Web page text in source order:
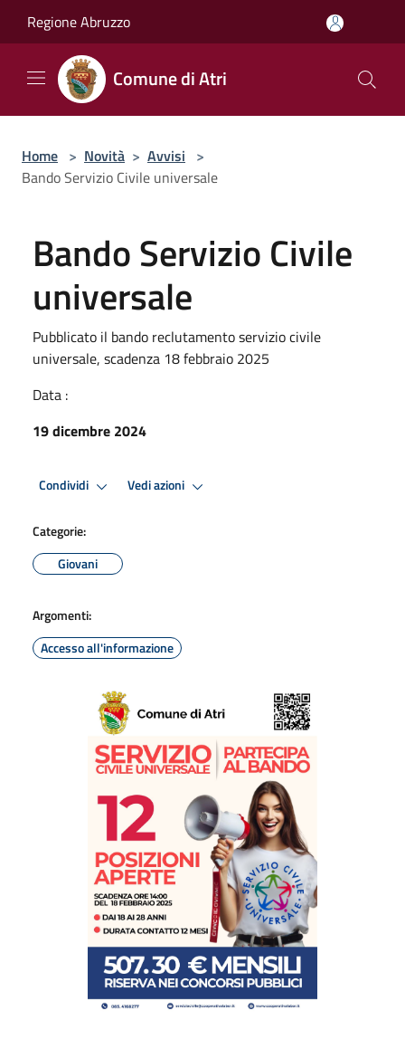
Regione Abruzzo
Comune di Atri
Home > Novità > Avvisi >
Bando Servizio Civile universale
Bando Servizio Civile
universale
Pubblicato il bando reclutamento servizio civile
universale, scadenza 18 febbraio 2025
Data :
19 dicembre 2024
Condividi Vedi azioni
Categorie:
Giovani
Argomenti:
Accesso all'informazione